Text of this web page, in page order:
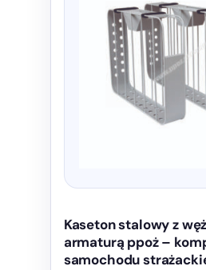
Kaseton stalowy z
armaturą ppoż –
samochodu